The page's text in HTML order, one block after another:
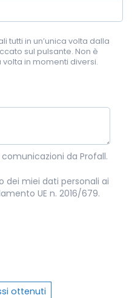
tutti in un’unica volta dalla
sul pulsante. Non è
in momenti diversi.
da Profall.
miei dati personali ai
UE n. 2016/679.
ottenuti